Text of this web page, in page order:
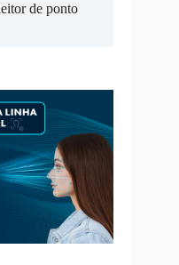
de ponto